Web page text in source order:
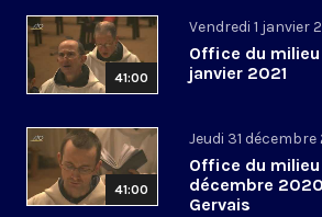
41:00
Vendredi 1 janvier
Office du milieu
janvier 2021
41:00
Jeudi 31 décembre
Office du milieu
décembre
Gervais